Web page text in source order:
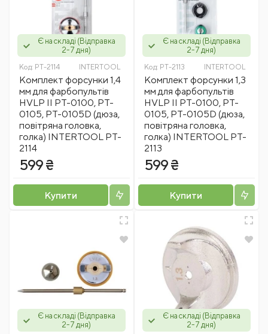
Є на складі (Відправка
2-7 дня)
Код: PT-2114 INTERTOOL
Комплект форсунки 1,4
мм для фарбопультів
HVLP II PT-0100, PT-
0105, PT-0105D (дюза,
повітряна головка,
голка) INTERTOOL PT-
2114
599 ₴
Купити
Є на складі (Відправка
2-7 дня)
Код: PT-2113 INTERTOOL
Комплект форсунки 1,3
мм для фарбопультів
HVLP II PT-0100, PT-
0105, PT-0105D (дюза,
повітряна головка,
голка) INTERTOOL PT-
2113
599 ₴
Купити
Є на складі (Відправка
2-7 дня)
Є на складі (Відправка
2-7 дня)